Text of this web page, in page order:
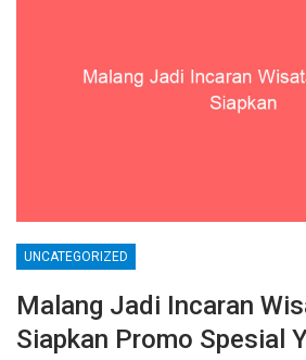
UNCATEGORIZED
Malang Jadi Incaran
Siapkan Promo Spesial